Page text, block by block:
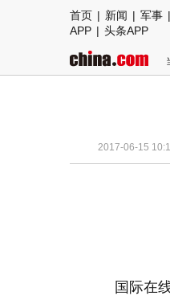
首页 | 新闻 | 军事 |
APP | 头条APP
2017-06-15
国际在